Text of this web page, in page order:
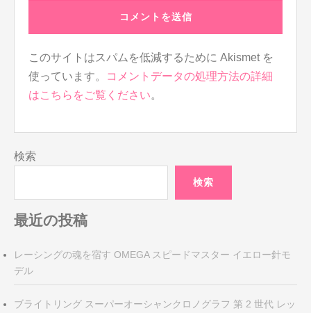
このサイトはスパムを低減するために Akismet を
使っています。
コメントデータの処理方法の詳細
はこちらをご覧ください。
検索
検索
最近の投稿
レーシングの魂を宿す OMEGA スピードマスター イエロー針モ
デル
ブライトリング スーパーオーシャンクロノグラフ 第 2 世代 レッ